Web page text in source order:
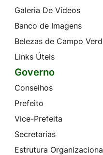
Galeria De Vídeos
Banco de Imagens
Belezas de Campo
Links Úteis
Governo
Conselhos
Prefeito
Vice-Prefeita
Secretarias
Estrutura